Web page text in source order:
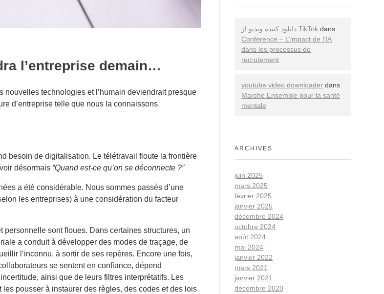
l’entreprise demain…
nouvelles technologies et l’humain deviendrait presque
d’entreprise telle que nous la connaissons.
besoin de digitalisation. Le télétravail floute la frontière
désormais “Quand est-ce qu’on se déconnecte ?”
a été considérable. Nous sommes passés d’une
les entreprises) à une considération du facteur
personnelle sont floues. Dans certaines structures, un
a conduit à développer des modes de traçage, de
l’inconnu, à sortir de ses repères. Encore une fois,
se sentent en confiance, dépend
ainsi que de leurs filtres interprétatifs. Les
pousser à instaurer des règles, des codes et des lois
دانلود کننده ویدیو از TikTok dans
Conference – L’impact de l’IA
dans les processus de
recrutement
youtube video downloader dans
Marche Ensemble pour la santé
mentale
ARCHIVES
juin 2025
mars 2025
février 2025
janvier 2025
décembre 2024
octobre 2024
août 2024
mai 2024
janvier 2022
mars 2021
janvier 2021
décembre 2020